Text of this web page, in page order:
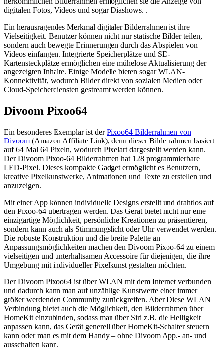
digitalen Fotos, Videos und sogar Diashows. .
Ein herausragendes Merkmal digitaler Bilderrahmen ist ihre
Vielseitigkeit. Benutzer können nicht nur statische Bilder teilen,
sondern auch bewegte Erinnerungen durch das Abspielen von
Videos einfangen. Integrierte Speicherplätze und SD-
Kartensteckplätze ermöglichen eine mühelose Aktualisierung der
angezeigten Inhalte. Einige Modelle bieten sogar WLAN-
Konnektivität, wodurch Bilder direkt von sozialen Medien oder
Cloud-Speicherdiensten gestreamt werden können.
Divoom Pixoo64
Ein besonderes Exemplar ist derPixoo64 Bilderrahmen von
Divoom (Amazon Affiliate Link), denn dieser Bilderrahmen basiert
auf 64 Mal 64 Pixeln, wodurch Pixelart dargestellt werden kann.
Der Divoom Pixoo-64 Bilderrahmen hat 128 programmierbare
LED-Pixel. Dieses kompakte Gadget ermöglicht es Benutzern,
kreative Pixelkunstwerke, Animationen und Texte zu erstellen und
anzuzeigen.
Mit einer App können individuelle Designs erstellt und drahtlos auf
den Pixoo-64 übertragen werden. Das Gerät bietet nicht nur eine
einzigartige Möglichkeit, persönliche Kreationen zu präsentieren,
sondern kann auch als Stimmungslicht oder Uhr verwendet werden.
Die robuste Konstruktion und die breite Palette an
Anpassungsmöglichkeiten machen den Divoom Pixoo-64 zu einem
vielseitigen und unterhaltsamen Accessoire für diejenigen, die ihre
Umgebung mit individueller Pixelkunst gestalten möchten.
Der Divoom Pixoo64 ist über WLAN mit dem Internet verbunden
und dadurch kann man auf unzählige Kunstwerte einer immer
größer werdenden Community zurückgreifen. Aber Diese WLAN
Verbindung bietet auch die Möglichkeit, den Bilderrahmen über
HomeKit einzubinden, sodass man über Siri z.B. die Helligkeit
anpassen kann, das Gerät generell über HomeKit-Schalter steuern
kann oder man es mit dem Handy – ohne Divoom App.- an- und
ausschalten kann.